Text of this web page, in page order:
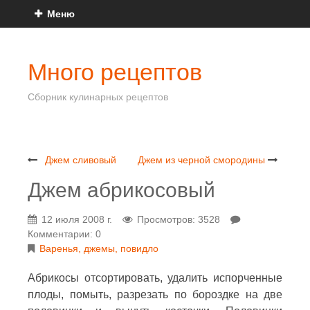
Меню
Много рецептов
Сборник кулинарных рецептов
Джем сливовый Джем из черной смородины
Джем абрикосовый
12 июля 2008 г.
Просмотров: 3528
Комментарии: 0
Варенья, джемы, повидло
Абрикосы отсортировать, удалить испорченные
плоды, помыть, разрезать по бороздке на две